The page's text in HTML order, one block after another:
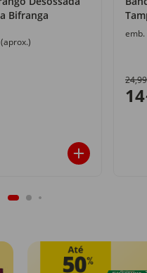
Bifranga
emb.
14